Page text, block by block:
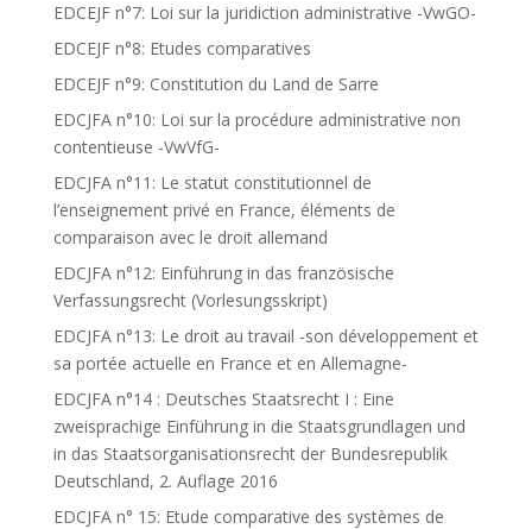
EDCEJF n°7: Loi sur la juridiction administrative -VwGO-
EDCEJF n°8: Etudes comparatives
EDCEJF n°9: Constitution du Land de Sarre
EDCJFA n°10: Loi sur la procédure administrative non
contentieuse -VwVfG-
EDCJFA n°11: Le statut constitutionnel de
l’enseignement privé en France, éléments de
comparaison avec le droit allemand
EDCJFA n°12: Einführung in das französische
Verfassungsrecht (Vorlesungsskript)
EDCJFA n°13: Le droit au travail -son développement et
sa portée actuelle en France et en Allemagne-
EDCJFA n°14 : Deutsches Staatsrecht I : Eine
zweisprachige Einführung in die Staatsgrundlagen und
in das Staatsorganisationsrecht der Bundesrepublik
Deutschland, 2. Auflage 2016
EDCJFA n° 15: Etude comparative des systèmes de